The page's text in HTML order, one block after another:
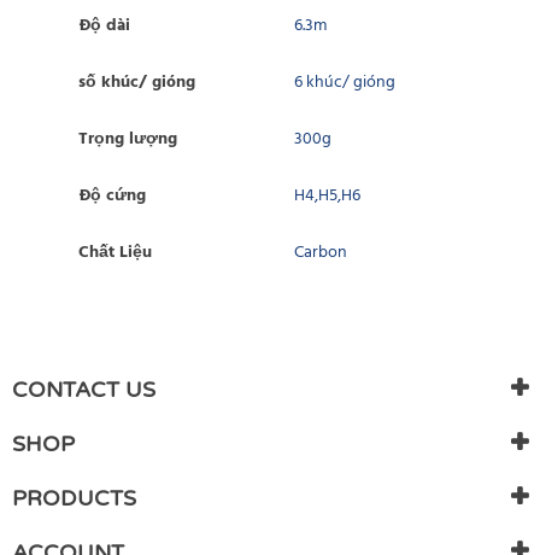
Độ dài 6.3m
số khúc/ gióng 6 khúc/ gióng
Trọng lượng 300g
Độ cứng H4,H5,H6
Chất Liệu Carbon
There are currently no product reviews. Be the first who write
review
CONTACT US
SHOP
PRODUCTS